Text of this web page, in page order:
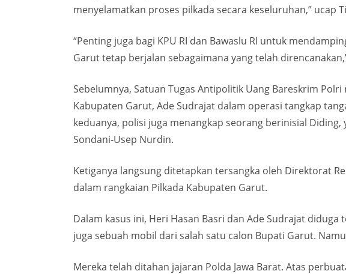
menyelamatkan proses pilkada secara keseluruhan,” ucap
“Penting juga bagi KPU RI dan Bawaslu RI untuk
Garut tetap berjalan sebagaimana yang telah
Sebelumnya, Satuan Tugas Antipolitik Uang Bareskrim
Kabupaten Garut, Ade Sudrajat dalam operasi tangkap
keduanya, polisi juga menangkap seorang berinisial
Sondani-Usep Nurdin.
Ketiganya langsung ditetapkan tersangka oleh Direktorat
dalam rangkaian Pilkada Kabupaten Garut.
Dalam kasus ini, Heri Hasan Basri dan Ade Sudrajat
juga sebuah mobil dari salah satu calon Bupati Garut.
Mereka telah ditahan jajaran Polda Jawa Barat. Atas